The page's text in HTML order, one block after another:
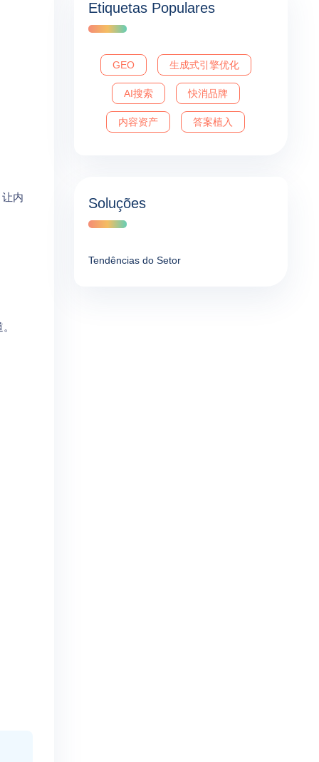
内
Etiquetas Populares
GEO 生成式引擎优化
AI搜索 快消品牌
内容资产 答案植入
Soluções
Tendências do Setor